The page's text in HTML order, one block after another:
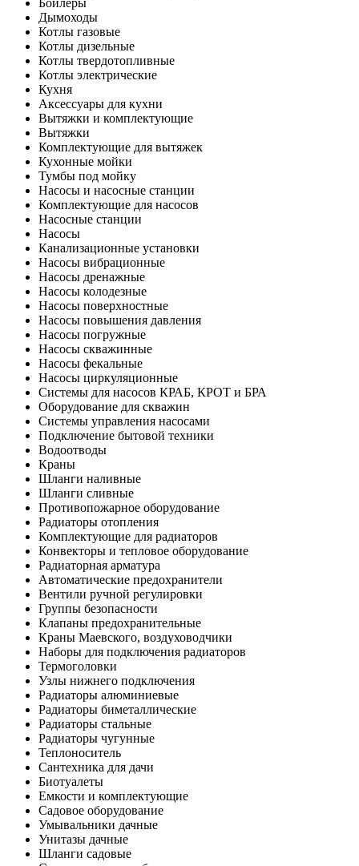
Бойлеры
Дымоходы
Котлы газовые
Котлы дизельные
Котлы твердотопливные
Котлы электрические
Кухня
Аксессуары для кухни
Вытяжки и комплектующие
Вытяжки
Комплектующие для вытяжек
Кухонные мойки
Тумбы под мойку
Насосы и насосные станции
Комплектующие для насосов
Насосные станции
Насосы
Канализационные установки
Насосы вибрационные
Насосы дренажные
Насосы колодезные
Насосы поверхностные
Насосы повышения давления
Насосы погружные
Насосы скважинные
Насосы фекальные
Насосы циркуляционные
Системы для насосов КРАБ, КРОТ и БРА
Оборудование для скважин
Системы управления насосами
Подключение бытовой техники
Водоотводы
Краны
Шланги наливные
Шланги сливные
Противопожарное оборудование
Радиаторы отопления
Комплектующие для радиаторов
Конвекторы и тепловое оборудование
Радиаторная арматура
Автоматические предохранители
Вентили ручной регулировки
Группы безопасности
Клапаны предохранительные
Краны Маевского, воздуховодчики
Наборы для подключения радиаторов
Термоголовки
Узлы нижнего подключения
Радиаторы алюминиевые
Радиаторы биметаллические
Радиаторы стальные
Радиаторы чугунные
Теплоноситель
Сантехника для дачи
Биотуалеты
Емкости и комплектующие
Садовое оборудование
Умывальники дачные
Унитазы дачные
Шланги садовые